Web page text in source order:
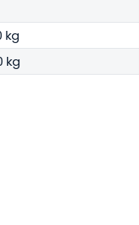
kg
kg